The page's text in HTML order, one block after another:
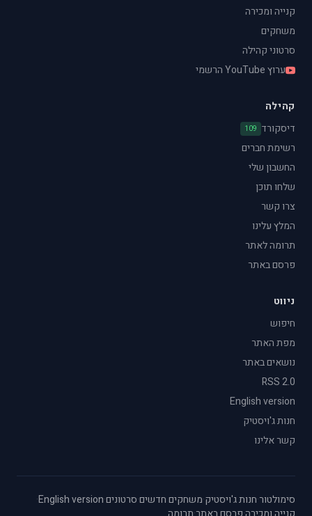
קנייה ומכירה
משחקים
סרטוני קהילה
ערוץ YouTube הרשמי
קהילה
דיסקורד 109
רשימת חברים
החשבון שלי
שלחו תוכן
צרו קשר
המלץ עלינו
תרומה לאתר
פרסם באתר
ניווט
חיפוש
מפת האתר
נושאים באתר
RSS 2.0
English version
חנות ג'ויסטיק
קשר אלינו
סימולטור·חנות ג'ויסטיק·משחקים חדשים·סרטונים·
English version
·